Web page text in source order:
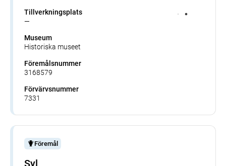
Tillverkningsplats
—
Museum
Historiska museet
Föremålsnummer
3168579
Förvärvsnummer
7331
Föremål
Syl